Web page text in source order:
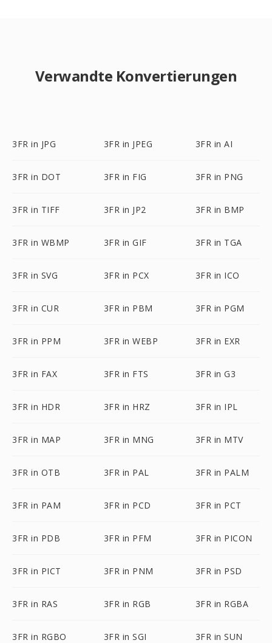
Verwandte Konvertierungen
3FR in JPG 3FR in JPEG 3FR in AI
3FR in DOT 3FR in FIG 3FR in PNG
3FR in TIFF 3FR in JP2 3FR in BMP
3FR in WBMP 3FR in GIF 3FR in TGA
3FR in SVG 3FR in PCX 3FR in ICO
3FR in CUR 3FR in PBM 3FR in PGM
3FR in PPM 3FR in WEBP 3FR in EXR
3FR in FAX 3FR in FTS 3FR in G3
3FR in HDR 3FR in HRZ 3FR in IPL
3FR in MAP 3FR in MNG 3FR in MTV
3FR in OTB 3FR in PAL 3FR in PALM
3FR in PAM 3FR in PCD 3FR in PCT
3FR in PDB 3FR in PFM 3FR in PICON
3FR in PICT 3FR in PNM 3FR in PSD
3FR in RAS 3FR in RGB 3FR in RGBA
3FR in RGBO 3FR in SGI 3FR in SUN